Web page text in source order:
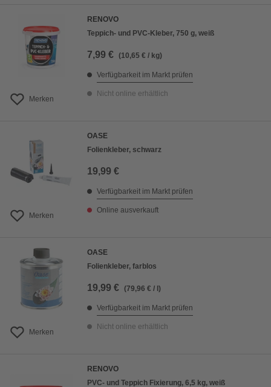
Merken
RENOVO
Teppich- und PVC-Kleber, 750 g, weiß
7,99 € (10,65 € / kg)
Verfügbarkeit im Markt prüfen
Nicht online erhältlich
Merken
OASE
Folienkleber, schwarz
19,99 €
Verfügbarkeit im Markt prüfen
Online ausverkauft
Merken
OASE
Folienkleber, farblos
19,99 € (79,96 € / l)
Verfügbarkeit im Markt prüfen
Nicht online erhältlich
RENOVO
PVC- und Teppich Fixierung, 6,5 kg, weiß